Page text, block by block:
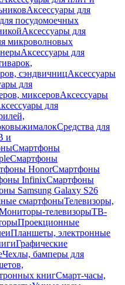
Аксессуары для
посудомоечных
Аксессуары для
микроволновых
Аксессуары для
сэндвичницАксессуары
для
миксеровАксессуары
для
Средства для
и
Смартфоны
Смартфоны
HonorСмартфоны
InfinixСмартфоны
Samsung Galaxy S26
смартфоныТелевизоры,
телевизорыТВ-
Проекционные
Планшеты, электронные
Графические
Чехлы, бамперы для
книгСмарт-часы,